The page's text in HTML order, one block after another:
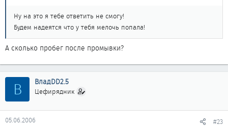
Ну на это я тебе ответить не смогу!
Будем надеятся что у тебя мелочь попала!
А сколько пробег после промывки?
В ВладDD2.5
Цефирядник
05.06.2006 #23